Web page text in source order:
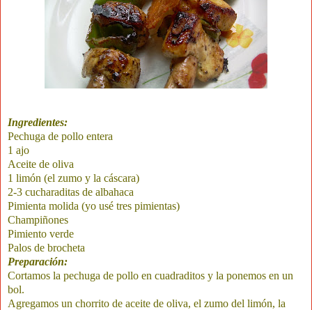
Ingredientes:
Pechuga de pollo entera
1 ajo
Aceite de oliva
1 limón (el zumo y la cáscara)
2-3 cucharaditas de albahaca
Pimienta molida (yo usé tres pimientas)
Champiñones
Pimiento verde
Palos de brocheta
Preparación:
Cortamos la pechuga de pollo en cuadraditos y la ponemos en un
bol.
Agregamos un chorrito de aceite de oliva, el zumo del limón, la